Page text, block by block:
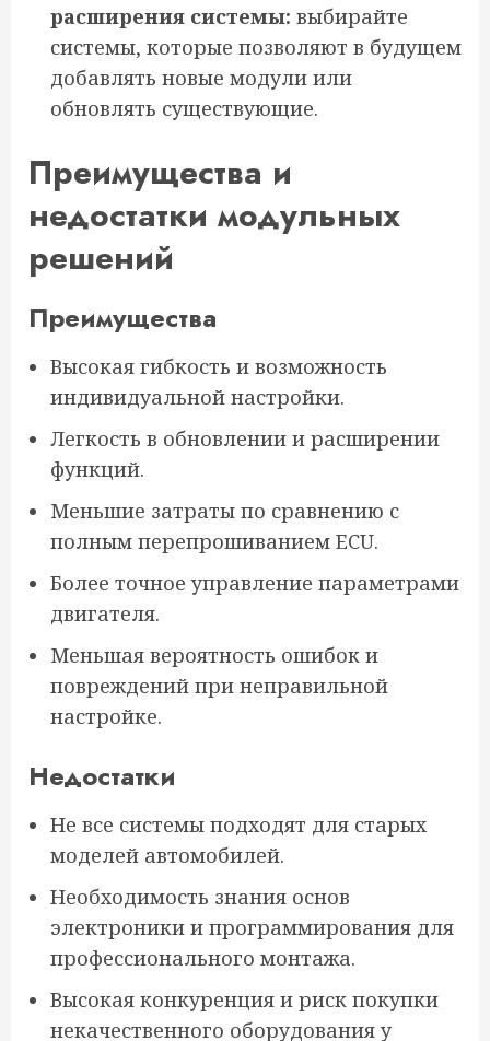
расширения системы: выбирайте
системы, которые позволяют в будущем
добавлять новые модули или
обновлять существующие.
Преимущества и
недостатки модульных
решений
Преимущества
Высокая гибкость и возможность
индивидуальной настройки.
Легкость в обновлении и расширении
функций.
Меньшие затраты по сравнению с
полным перепрошиванием ECU.
Более точное управление параметрами
двигателя.
Меньшая вероятность ошибок и
повреждений при неправильной
настройке.
Недостатки
Не все системы подходят для старых
моделей автомобилей.
Необходимость знания основ
электроники и программирования для
профессионального монтажа.
Высокая конкуренция и риск покупки
некачественного оборудования у